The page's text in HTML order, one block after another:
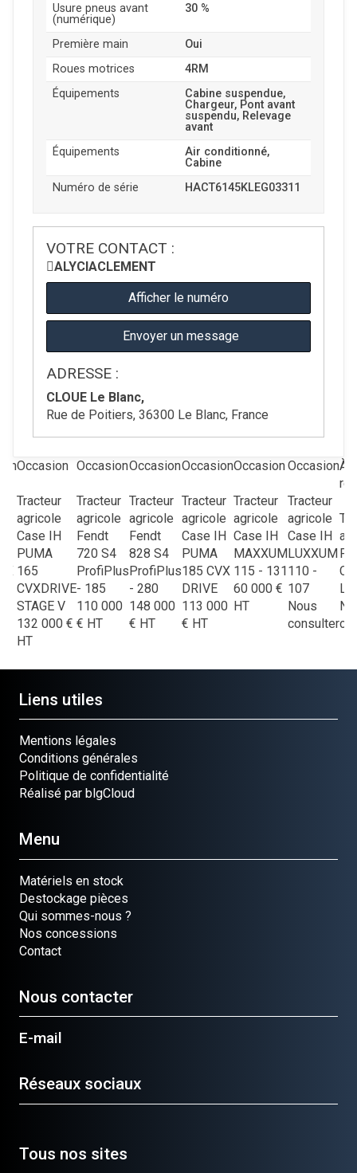
Usure pneus avant
(numérique)
30 %
Première main
Oui
Roues motrices
4RM
Équipements
Cabine suspendue,
Chargeur, Pont avant
suspendu, Relevage
avant
Équipements
Air conditionné,
Cabine
Numéro de série
HACT6145KLEG03311
VOTRE CONTACT :
ALYCIACLEMENT
Afficher le numéro
Envoyer un message
ADRESSE :
CLOUE Le Blanc,
Rue de Poitiers, 36300 Le Blanc, France
Occasion
Tracteur
agricole
Case IH
PUMA
165
CVXDRIVE
STAGE V
132 000 €
HT
Occasion
Tracteur
agricole
Fendt
720 S4
ProfiPlus
- 185
110 000
€ HT
Occasion
Tracteur
agricole
Fendt
828 S4
ProfiPlus
- 280
148 000
€ HT
Occasion
Tracteur
agricole
Case IH
PUMA
185 CVX
DRIVE
113 000
€ HT
Occasion
Tracteur
agricole
Case IH
MAXXUM
115 - 131
60 000 €
HT
Occasion
Tracteur
agricole
Case IH
LUXXUM
110 -
107
Nous
consulter
À
Liens utiles
Mentions légales
Conditions générales
Politique de confidentialité
Réalisé par blgCloud
Menu
Matériels en stock
Destockage pièces
Qui sommes-nous ?
Nos concessions
Contact
Nous contacter
E-mail
Réseaux sociaux
Tous nos sites